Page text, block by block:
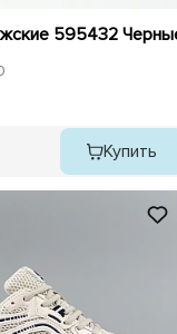
595432
Купить